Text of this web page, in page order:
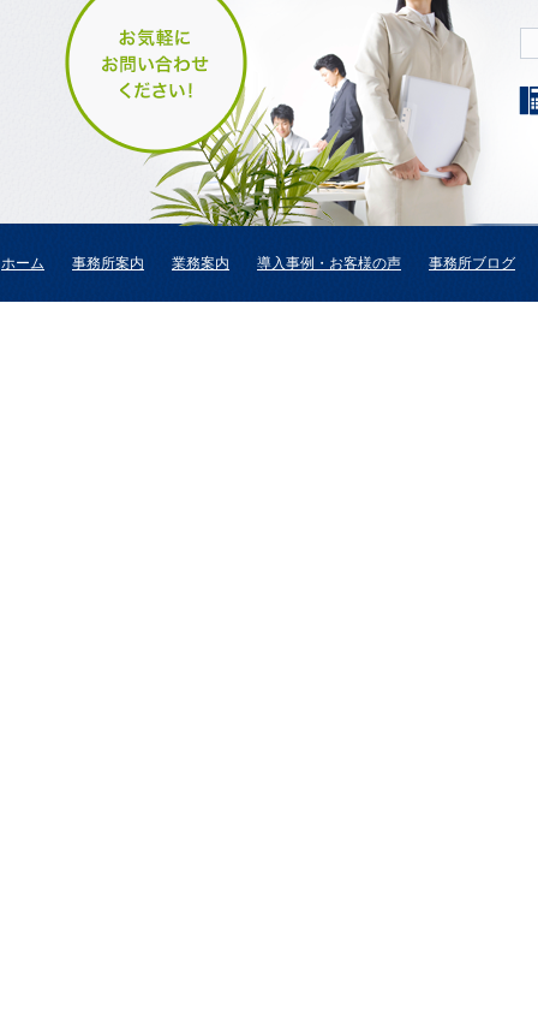
ホーム 事務所案内 業務案内 導入事例・お客様の声 事務所ブログ